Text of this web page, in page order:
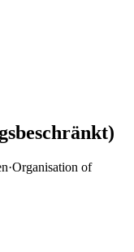
·Organisation of